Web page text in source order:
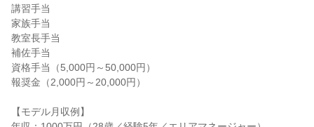
講習手当
家族手当
教室長手当
補佐手当
資格手当（5,000円～50,000円）
報奨金（2,000円～20,000円）
【モデル月収例】